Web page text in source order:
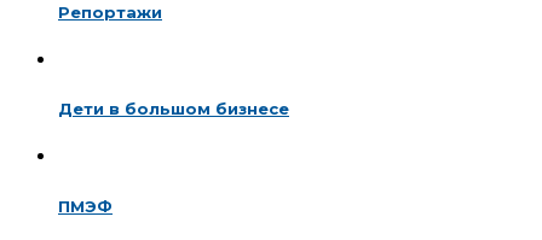
Репортажи
Дети в большом бизнесе
ПМЭФ